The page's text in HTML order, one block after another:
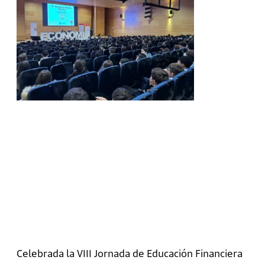
Celebrada la VIII Jornada de Educación Financiera